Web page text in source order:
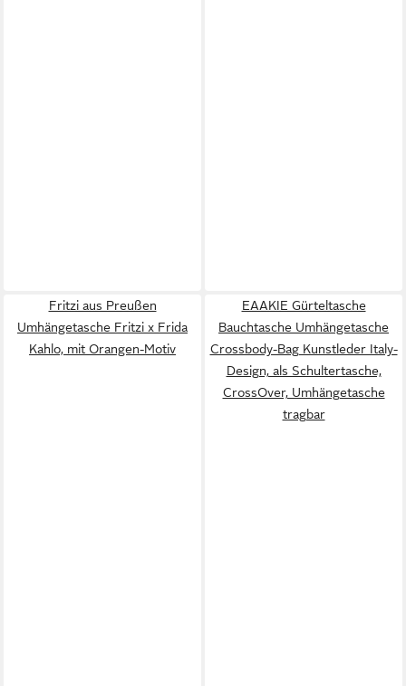
Fritzi aus Preußen
Umhängetasche Fritzi x Frida
Kahlo, mit Orangen-Motiv
EAAKIE Gürteltasche
Bauchtasche Umhängetasche
Crossbody-Bag Kunstleder Italy-
Design, als Schultertasche,
CrossOver, Umhängetasche
tragbar